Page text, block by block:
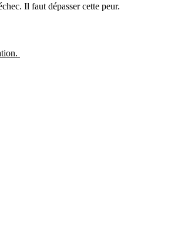
Il faut dépasser cette peur.